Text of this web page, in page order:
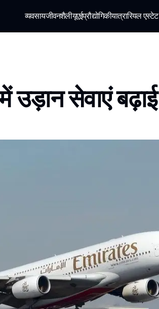
व्यवसायजीवनशैलीयूएईप्रौद्योगिकीयात्रारियल एस्टेट
उड़ान सेवाएं बढ़ाई